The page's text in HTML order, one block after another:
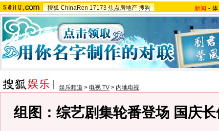
搜狐 ChinaRen 17173 焦点房地产 搜狗 新闻 -
娱乐频道 > 电视 TV > 内地电视
组图：综艺剧集轮番登场 国庆